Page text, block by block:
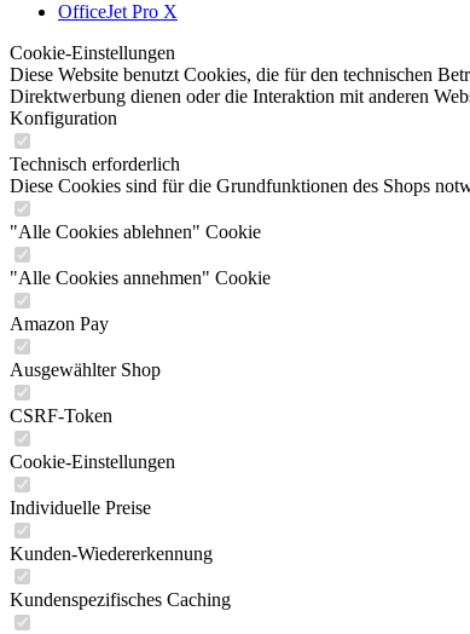
OfficeJet Pro X
Cookie-Einstellungen
Diese Website benutzt Cookies, die für den technischen
Direktwerbung dienen oder die Interaktion mit anderen
Konfiguration
Technisch erforderlich
Diese Cookies sind für die Grundfunktionen des Shops
"Alle Cookies ablehnen" Cookie
"Alle Cookies annehmen" Cookie
Amazon Pay
Ausgewählter Shop
CSRF-Token
Cookie-Einstellungen
Individuelle Preise
Kunden-Wiedererkennung
Kundenspezifisches Caching